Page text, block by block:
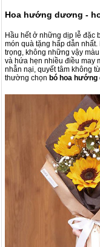
Hoa hướng dương -
Hầu hết ở những dịp lễ đặc
món quà tặng hấp dẫn
trọng, không những vậy
và hứa hẹn nhiều điều may
nhẫn nại, quyết tâm không
thường chọn bó hoa